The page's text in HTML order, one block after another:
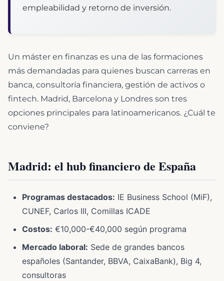
empleabilidad y retorno de inversión.
Un máster en finanzas es una de las formaciones
más demandadas para quienes buscan carreras en
banca, consultoría financiera, gestión de activos o
fintech. Madrid, Barcelona y Londres son tres
opciones principales para latinoamericanos. ¿Cuál te
conviene?
Madrid: el hub financiero de España
Programas destacados: IE Business School (MiF),
CUNEF, Carlos III, Comillas ICADE
Costos: €10,000-€40,000 según programa
Mercado laboral: Sede de grandes bancos
españoles (Santander, BBVA, CaixaBank), Big 4,
consultoras